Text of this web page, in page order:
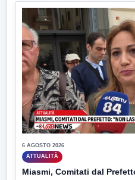
6 AGOSTO 2026
ATTUALITÀ
Miasmi, Comitati dal